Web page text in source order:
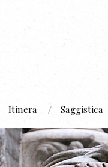
Itinera Saggistica